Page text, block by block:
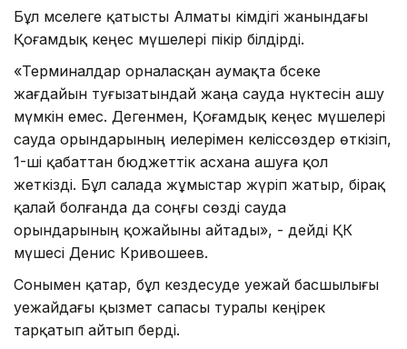
Бұл мәселеге қатысты Алматы әкімдігі жанындағы
Қоғамдық кеңес мүшелері пікір білдірді.
«Терминалдар орналасқан аумақта бәсеке
жағдайын туғызатындай жаңа сауда нүктесін ашу
мүмкін емес. Дегенмен, Қоғамдық кеңес мүшелері
сауда орындарының иелерімен келіссөздер өткізіп,
1-ші қабаттан бюджеттік асхана ашуға қол
жеткізді. Бұл салада жұмыстар жүріп жатыр, бірақ
қалай болғанда да соңғы сөзді сауда
орындарының қожайыны айтады», - дейді ҚК
мүшесі Денис Кривошеев.
Сонымен қатар, бұл кездесуде әуежай басшылығы
әуежайдағы қызмет сапасы туралы кеңірек
тарқатып айтып берді.